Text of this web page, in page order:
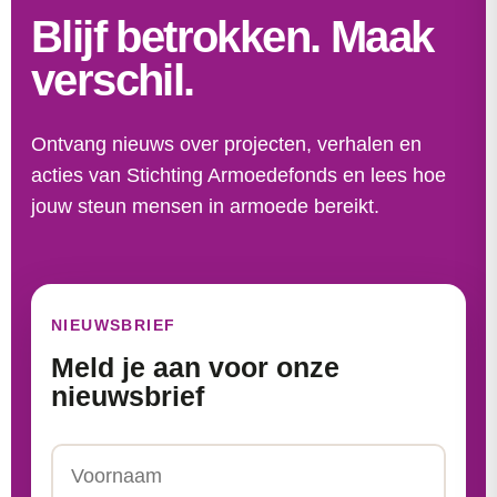
Blijf betrokken. Maak
verschil.
Ontvang nieuws over projecten, verhalen en
acties van Stichting Armoedefonds en lees hoe
jouw steun mensen in armoede bereikt.
NIEUWSBRIEF
Meld je aan voor onze
nieuwsbrief